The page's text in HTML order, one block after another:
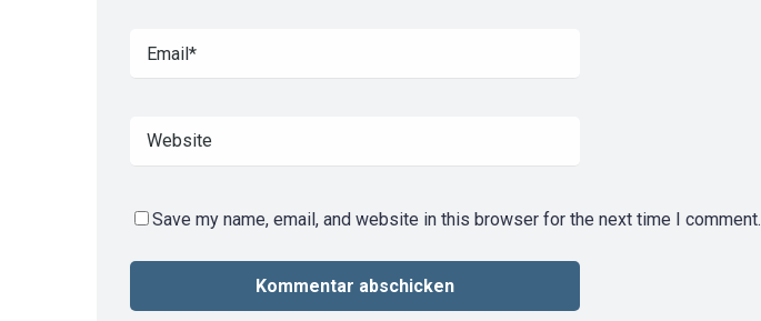
Save my name, email, and website in this browser for the next time I comment.